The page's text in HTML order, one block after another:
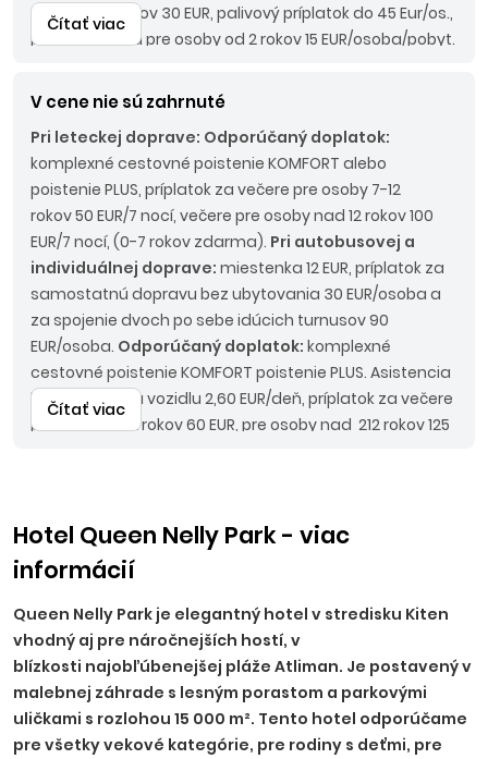
osoby od 2 rokov 30 EUR, palivový príplatok do 45 Eur/os.,
pobytová taxa pre osoby od 2 rokov 15 EUR/osoba/pobyt.
190 EUR/os.
Čítať viac
V cene nie sú zahrnuté
Pri leteckej doprave: Odporúčaný doplatok:
komplexné cestovné poistenie KOMFORT alebo
poistenie PLUS, príplatok za večere pre osoby 7-12
rokov 50 EUR/7 nocí, večere pre osoby nad 12 rokov 100
EUR/7 nocí, (0-7 rokov zdarma). Pri autobusovej a
individuálnej doprave: miestenka 12 EUR, príplatok za
samostatnú dopravu bez ubytovania 30 EUR/osoba a
za spojenie dvoch po sebe idúcich turnusov 90
EUR/osoba. Odporúčaný doplatok: komplexné
cestovné poistenie KOMFORT poistenie PLUS. Asistencia
k motorovému vozidlu 2,60 EUR/deň, príplatok za večere
pre osoby 7-12 rokov 60 EUR, pre osoby nad 212 rokov 125
EUR.
Ostatné príplatky:
(platba na mieste), parkovanie 5,5 EUR/deň.
Čítať viac
Hotel Queen Nelly Park - viac
informácií
Queen Nelly Park je elegantný hotel v stredisku Kiten
vhodný aj pre náročnejších hostí, v
blízkosti najobľúbenejšej pláže Atliman. Je postavený v
malebnej záhrade s lesným porastom a parkovými
uličkami s rozlohou 15 000 m². Tento hotel odporúčame
pre všetky vekové kategórie, pre rodiny s deťmi, pre